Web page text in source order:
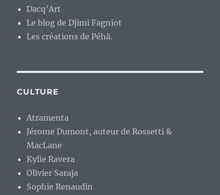
Dacq'Art
Le blog de Djimi Fagniot
Les créations de Péhä.
CULTURE
Atramenta
Jérome Dumont, auteur de Rossetti &
MacLane
Kylie Ravera
Olivier Saraja
Sophie Renaudin